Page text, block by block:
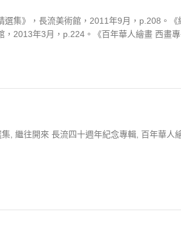
集》，長流美術館，2011年9月，p.208。《
2013年3月，p.224。《百年華人繪畫 西畫專
集, 繼往開來 長流四十週年紀念專輯, 百年華人